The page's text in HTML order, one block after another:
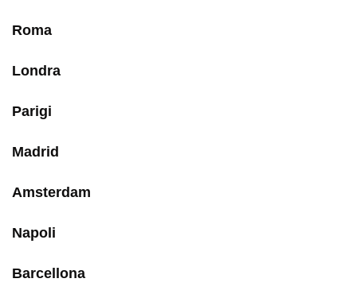
Roma
Londra
Parigi
Madrid
Amsterdam
Napoli
Barcellona